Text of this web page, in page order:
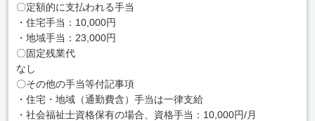
〇定額的に支払われる手当
・住宅手当：10,000円
・地域手当：23,000円
〇固定残業代
なし
〇その他の手当等付記事項
・住宅・地域（通勤費含）手当は一律支給
・社会福祉士資格保有の場合、資格手当：10,000円/月